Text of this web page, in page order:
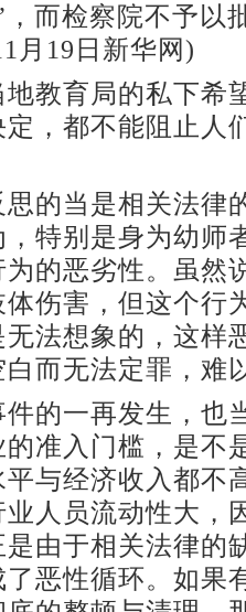
而检察院不予以
月19日新华网)
育局的私下希
，都不能阻止人
当是相关法律
特别是身为幼师
的恶劣性。虽然
伤害，但这个行
法想象的，这样
而无法定罪，难
一再发生，也
准入门槛，是不
与经济收入都不
人员流动性大，
由于相关法律的
恶性循环。如果